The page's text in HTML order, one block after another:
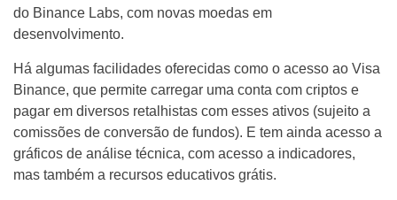
do Binance Labs, com novas moedas em
desenvolvimento.
Há algumas facilidades oferecidas como o acesso ao Visa
Binance, que permite carregar uma conta com criptos e
pagar em diversos retalhistas com esses ativos (sujeito a
comissões de conversão de fundos). E tem ainda acesso a
gráficos de análise técnica, com acesso a indicadores,
mas também a recursos educativos grátis.